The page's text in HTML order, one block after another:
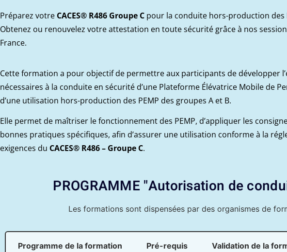
Préparez votre CACES® R486 Groupe C pour la conduite hors-production des
Obtenez ou renouvelez votre attestation en toute sécurité grâce à nos
France.
Cette formation a pour objectif de permettre aux participants de développer
nécessaires à la conduite en sécurité d’une Plateforme Élévatrice Mobile de
d’une utilisation hors-production des PEMP des groupes A et B.
Elle permet de maîtriser le fonctionnement des PEMP, d’appliquer les
bonnes pratiques spécifiques, afin d’assurer une utilisation conforme à la
exigences du CACES® R486 – Groupe C.
PROGRAMME "Autorisation de
Les formations sont dispensées par des organismes de
Programme de la formation Pré-requis​ Validation de la